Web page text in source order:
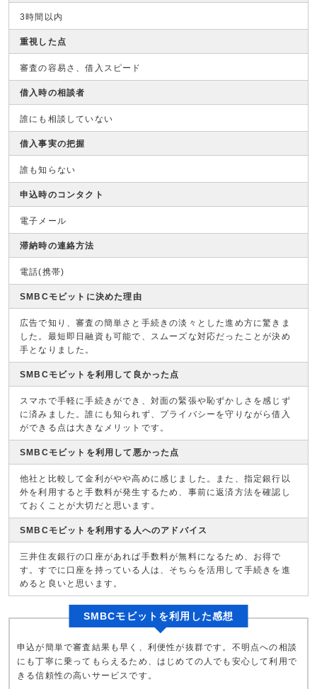
3時間以内
重視した点
審査の容易さ、借入スピード
借入時の相談者
誰にも相談していない
借入事実の把握
誰も知らない
申込時のコンタクト
電子メール
滞納時の連絡方法
電話(携帯)
SMBCモビットに決めた理由
広告で知り、審査の簡単さと手続きの淡々とした進め方に驚きま
した。最短即日融資も可能で、スムーズな対応だったことが決め
手となりました。
SMBCモビットを利用して良かった点
スマホで手軽に手続きができ、対面の緊張や恥ずかしさを感じず
に済みました。誰にも知られず、プライバシーを守りながら借入
ができる点は大きなメリットです。
SMBCモビットを利用して悪かった点
他社と比較して金利がやや高めに感じました。また、指定銀行以
外を利用すると手数料が発生するため、事前に返済方法を確認し
ておくことが大切だと思います。
SMBCモビットを利用する人へのアドバイス
三井住友銀行の口座があれば手数料が無料になるため、お得で
す。すでに口座を持っている人は、そちらを活用して手続きを進
めると良いと思います。
SMBCモビットを利用した感想
申込が簡単で審査結果も早く、利便性が抜群です。不明点への相談
にも丁寧に乗ってもらえるため、はじめての人でも安心して利用で
きる信頼性の高いサービスです。